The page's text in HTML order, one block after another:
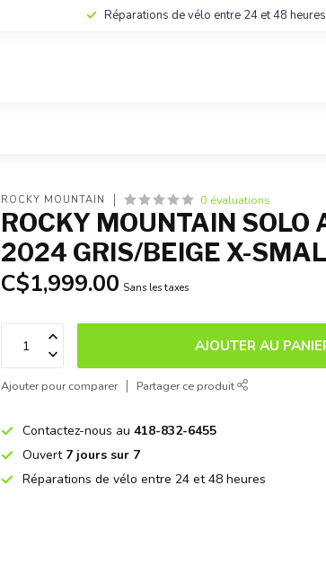
Réparations de vélo entre 24 et 48 heures
ROCKY MOUNTAIN 0 évaluations
ROCKY MOUNTAIN SOLO
2024 GRIS/BEIGE X-
C$1,999.00 Sans les taxes
AJOUTER AU
Ajouter pour comparer Partager ce produit
Contactez-nous au418-832-6455
Ouvert 7 jours sur 7
Réparations de vélo entre 24 et 48 heures